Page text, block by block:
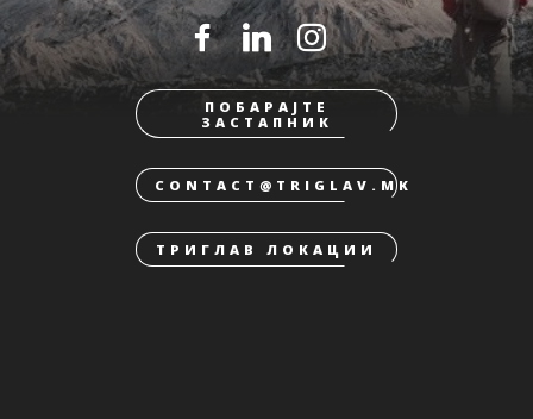
ПОБАРАЈТЕ
ЗАСТАПНИК
CONTACT@TRIGLAV.MK
ТРИГЛАВ ЛОКАЦИИ